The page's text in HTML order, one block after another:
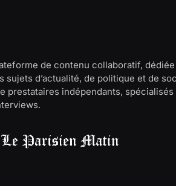
de contenu collaboratif,
sujets d’actualité, de politique et de
prestataires indépendants, spécialisés